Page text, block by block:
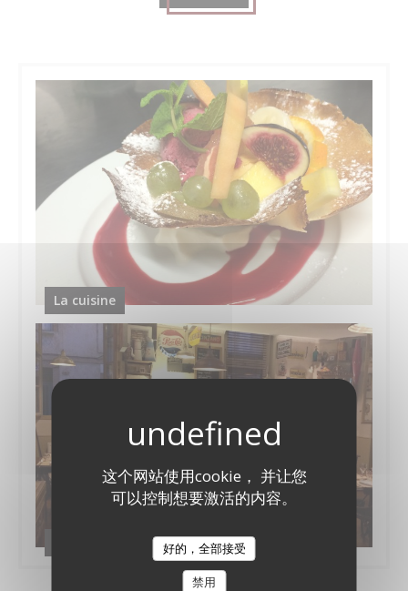
这个网站使用cookie， 并让您
可以控制想要激活的内容。
好的，全部接受
禁用
La cuisine
Le bistrot de l'etoile